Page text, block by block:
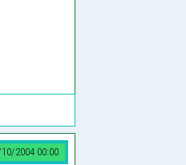
2004 00:00